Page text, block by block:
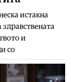
истакна
и
со